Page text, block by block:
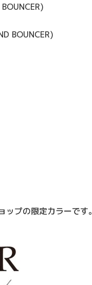
BOUNCER)
プの限定カラーです。